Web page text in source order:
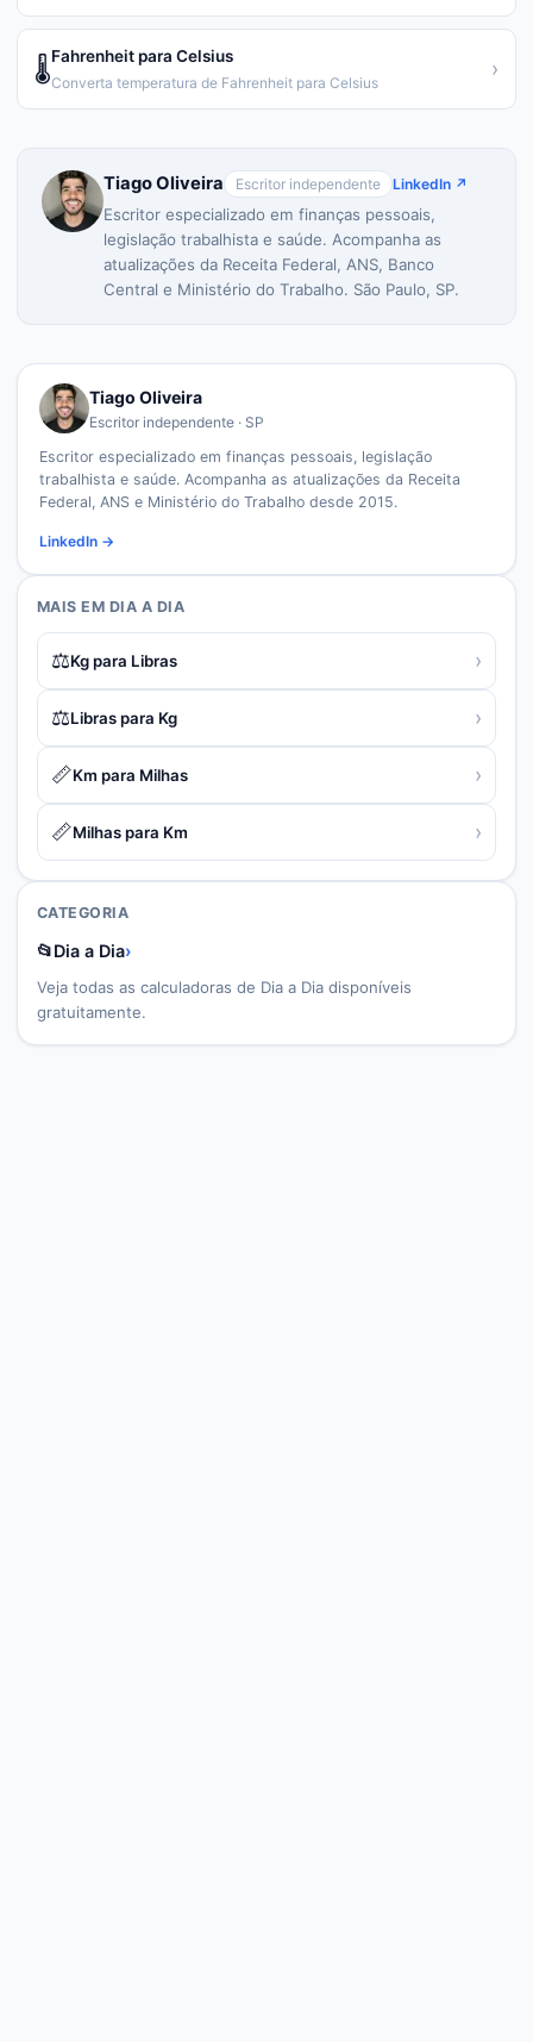
🌡️Fahrenheit para Celsius
Converta temperatura de Fahrenheit para Celsius
›
Tiago Oliveira Escritor independente LinkedIn ↗
Escritor especializado em finanças pessoais,
legislação trabalhista e saúde. Acompanha as
atualizações da Receita Federal, ANS, Banco
Central e Ministério do Trabalho. São Paulo, SP.
Tiago Oliveira
Escritor independente · SP
Escritor especializado em finanças pessoais, legislação
trabalhista e saúde. Acompanha as atualizações da Receita
Federal, ANS e Ministério do Trabalho desde 2015.
LinkedIn →
MAIS EM DIA A DIA
⚖️Kg para Libras ›
⚖️Libras para Kg ›
📏Km para Milhas ›
📏Milhas para Km ›
CATEGORIA
📂Dia a Dia›
Veja todas as calculadoras de Dia a Dia disponíveis
gratuitamente.